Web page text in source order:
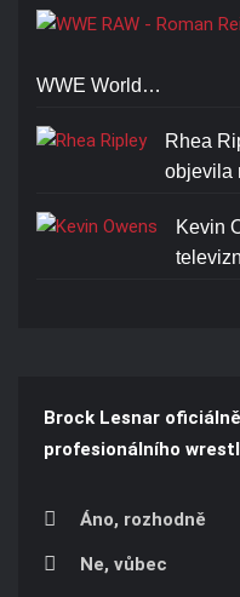
WWE World…
Rhea
objevila
Kevin
Brock Lesnar
profesionálního
Áno, rozhodně
Ne, vůbec